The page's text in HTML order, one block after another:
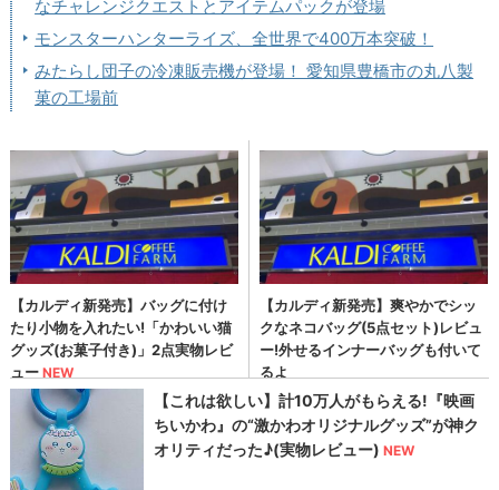
なチャレンジクエストとアイテムパックが登場
モンスターハンターライズ、全世界で400万本突破！
みたらし団子の冷凍販売機が登場！ 愛知県豊橋市の丸八製
菓の工場前